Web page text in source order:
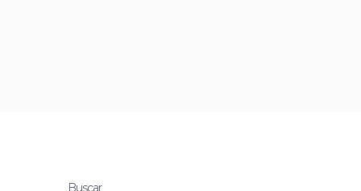
Buscar